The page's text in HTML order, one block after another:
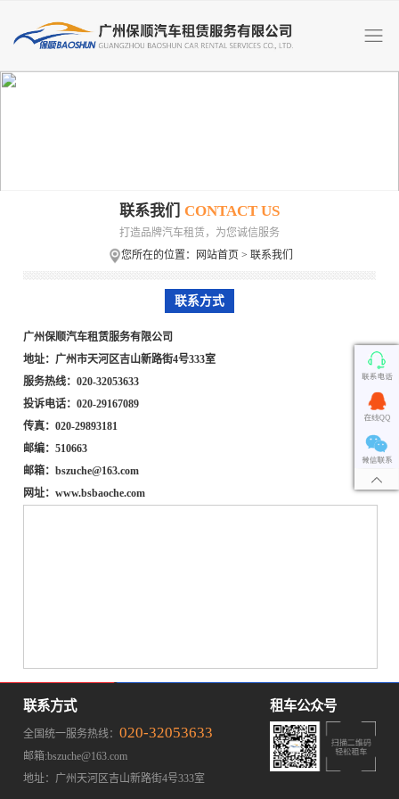
联系我们 CONTACT US
打造品牌汽车租赁，为您诚信服务
您所在的位置：
网站首页 > 联系我们
联系方式
广州保顺汽车租赁服务有限公司
地址：广州市天河区吉山新路街4号333室
服务热线：020-32053633
投诉电话：020-29167089
传真：020-29893181
邮编：510663
邮箱：bszuche@163.com
网址：www.bsbaoche.com
联系方式
全国统一服务热线： 020-32053633
邮箱:bszuche@163.com
地址：广州天河区吉山新路街4号333室
租车公众号